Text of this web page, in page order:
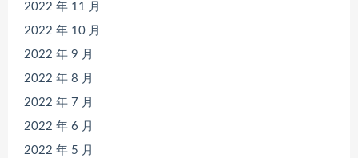
2022 年 11 月
2022 年 10 月
2022 年 9 月
2022 年 8 月
2022 年 7 月
2022 年 6 月
2022 年 5 月